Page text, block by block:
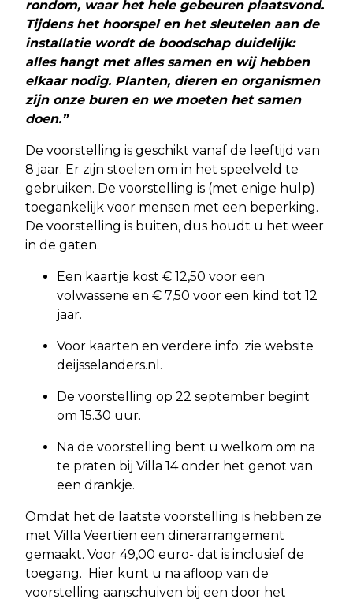
rondom, waar het hele gebeuren plaatsvond.
Tijdens het hoorspel en het sleutelen aan de
installatie wordt de boodschap duidelijk:
alles hangt met alles samen en wij hebben
elkaar nodig. Planten, dieren en organismen
zijn onze buren en we moeten het samen
doen.”
De voorstelling is geschikt vanaf de leeftijd van
8 jaar. Er zijn stoelen om in het speelveld te
gebruiken. De voorstelling is (met enige hulp)
toegankelijk voor mensen met een beperking.
De voorstelling is buiten, dus houdt u het weer
in de gaten.
Een kaartje kost € 12,50 voor een
volwassene en € 7,50 voor een kind tot 12
jaar.
Voor kaarten en verdere info: zie website
deijsselanders.nl.
De voorstelling op 22 september begint
om 15.30 uur.
Na de voorstelling bent u welkom om na
te praten bij Villa 14 onder het genot van
een drankje.
Omdat het de laatste voorstelling is hebben ze
met Villa Veertien een dinerarrangement
gemaakt. Voor 49,00 euro- dat is inclusief de
toegang. Hier kunt u na afloop van de
voorstelling aanschuiven bij een door het